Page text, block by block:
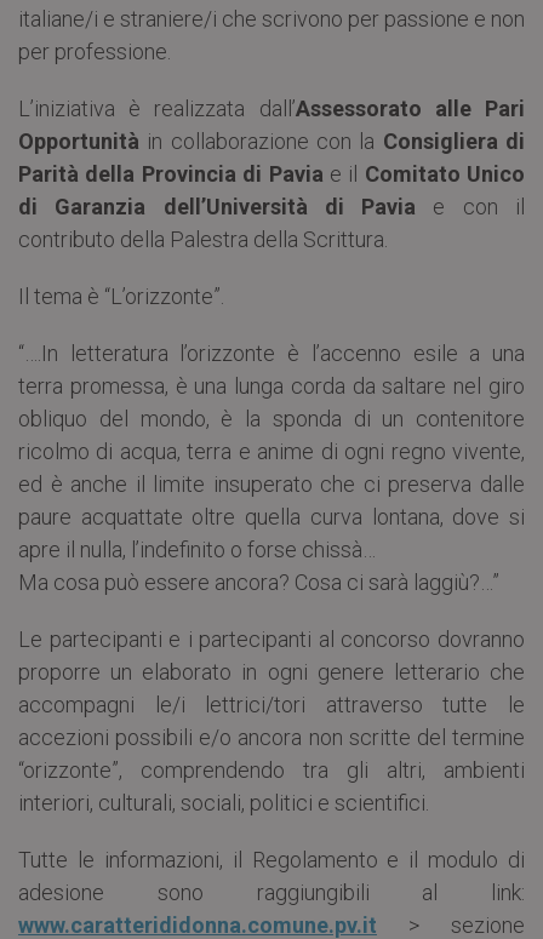
italiane/i e straniere/i che scrivono per passione e non
per professione.
L’iniziativa è realizzata dall’Assessorato alle Pari
Opportunità in collaborazione con la Consigliera di
Parità della Provincia di Pavia e il Comitato Unico
di Garanzia dell’Università di Pavia e con il
contributo della Palestra della Scrittura.
Il tema è “L’orizzonte”.
“….In letteratura l’orizzonte è l’accenno esile a una
terra promessa, è una lunga corda da saltare nel giro
obliquo del mondo, è la sponda di un contenitore
ricolmo di acqua, terra e anime di ogni regno vivente,
ed è anche il limite insuperato che ci preserva dalle
paure acquattate oltre quella curva lontana, dove si
apre il nulla, l’indefinito o forse chissà…
Ma cosa può essere ancora? Cosa ci sarà laggiù?…”
Le partecipanti e i partecipanti al concorso dovranno
proporre un elaborato in ogni genere letterario che
accompagni le/i lettrici/tori attraverso tutte le
accezioni possibili e/o ancora non scritte del termine
“orizzonte”, comprendendo tra gli altri, ambienti
interiori, culturali, sociali, politici e scientifici.
Tutte le informazioni, il Regolamento e il modulo di
adesione sono raggiungibili al link:
www.caratterididonna.comune.pv.it > sezione